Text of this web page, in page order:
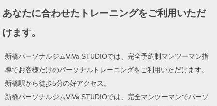
あなたに合わせたトレーニングをご利用いただ
けます。
新橋パーソナルジムViVa STUDIOでは、完全予約制マンツーマン指
導でお客様だけのパーソナルトレーニングをご利用いただけます。
新橋駅から徒歩5分の好アクセス。
新橋パーソナルジムViVa STUDIOでは、完全マンツーマンでパーソ